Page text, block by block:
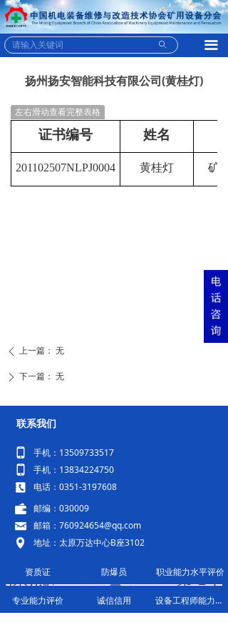
끀
ꄙ
扬州扬安智能科技有限公司(黄桂灯)
左右滑动查看完整表格
证书编号 姓名
201102507NLPJ0004 黄桂灯 矿
ꄴ 上一篇： 无
ꄲ 下一篇： 无
联系我们
넓
手机：13509733517
手机：13834224750
电话：0351-3197608
넓
끐
녆
낂
넹
邮编：030009
邮箱：760924654@qq.com
地址：太原万达中心B座3102
资质证 防爆员 职业能力水平评价
专业能力评价 诚信信用 设备工程师能力评价